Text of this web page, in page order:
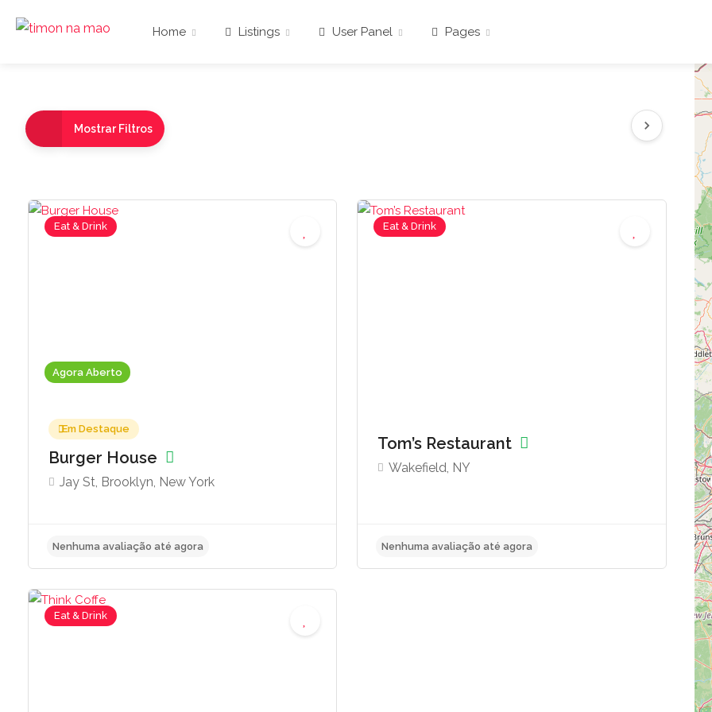
Home Listings User Panel Pages
Mostrar Filtros
Agora Aberto
Eat & Drink
Em Destaque
Burger House
Jay St, Brooklyn, New York
Nenhuma avaliação até agora
Eat & Drink
Tom’s Restaurant
Wakefield, NY
Eat & Drink